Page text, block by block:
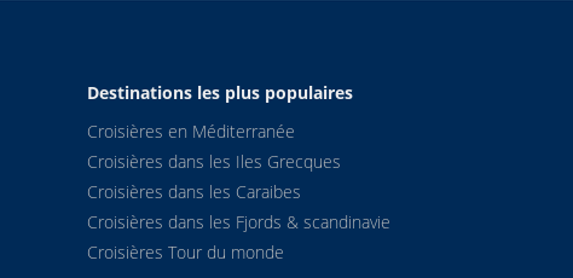
Destinations les plus populaires
Croisières en Méditerranée
Croisières dans les Iles Grecques
Croisières dans les Caraibes
Croisières dans les Fjords & scandinavie
Croisières Tour du monde